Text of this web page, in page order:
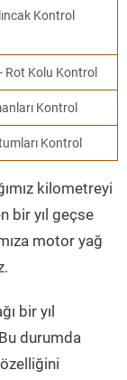
Kontrol
Rot Kolu Kontrol
Kontrol
Kontrol
kilometreyi
bir yıl geçse
motor yağ
bir yıl
durumda